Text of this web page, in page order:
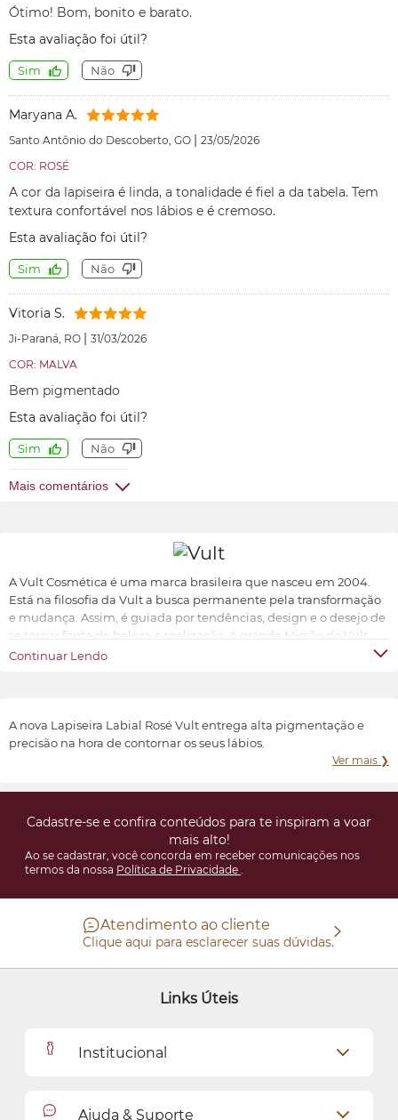
Ótimo! Bom, bonito e barato.
Esta avaliação foi útil?
Sim Não
Maryana A.
Santo Antônio do Descoberto, GO | 23/05/2026
COR: ROSÉ
A cor da lapiseira é linda, a tonalidade é fiel a da tabela. Tem
textura confortável nos lábios e é cremoso.
Esta avaliação foi útil?
Sim Não
Vitoria S.
Ji-Paraná, RO | 31/03/2026
COR: MALVA
Bem pigmentado
Esta avaliação foi útil?
Sim Não
Mais comentários
A Vult Cosmética é uma marca brasileira que nasceu em 2004.
Está na filosofia da Vult a busca permanente pela transformação
e mudança. Assim, é guiada por tendências, design e o desejo de
se tornar fonte de beleza e realização. A grande Missão da Vult
Cosmética é oferecer ao universo feminino a possibilidade de ter
Continuar Lendo
A nova Lapiseira Labial Rosé Vult entrega alta pigmentação e
precisão na hora de contornar os seus lábios.
Ver mais ❯
Cadastre-se e confira conteúdos para te inspiram a voar
mais alto!
Ao se cadastrar, você concorda em receber comunicações nos
termos da nossa Política de Privacidade .
Atendimento ao cliente
Clique aqui para esclarecer suas dúvidas.
Links Úteis
Institucional
Ajuda & Suporte